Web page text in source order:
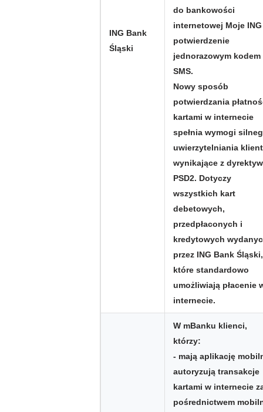
ING Bank
Śląski
do bankowości
internetowej Moje
potwierdzenie
jednorazowym kodem
SMS.
Nowy sposób
potwierdzania
kartami w internecie
spełnia wymogi
uwierzytelniania
wynikające z
PSD2. Dotyczy
wszystkich kart
debetowych,
przedpłaconych i
kredytowych
przez ING Bank Śląski,
które standardowo
umożliwiają płacenie
internecie.
W mBanku klienci,
którzy:
- mają aplikację
autoryzują transakcje
kartami w internecie
pośrednictwem